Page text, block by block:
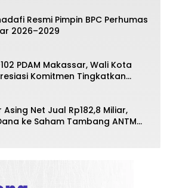
Resmi Pimpin BPC Perhumas
2026–2029
PDAM Makassar, Wali Kota
Komitmen Tingkatkan
Net Jual Rp182,8 Miliar,
ke Saham Tambang ANTM